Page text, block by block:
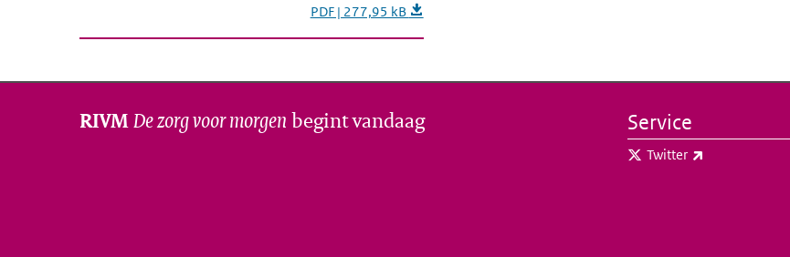
PDF | 277,95 kB
RIVMDe zorg voor morgen begint vandaag Service
Twitter